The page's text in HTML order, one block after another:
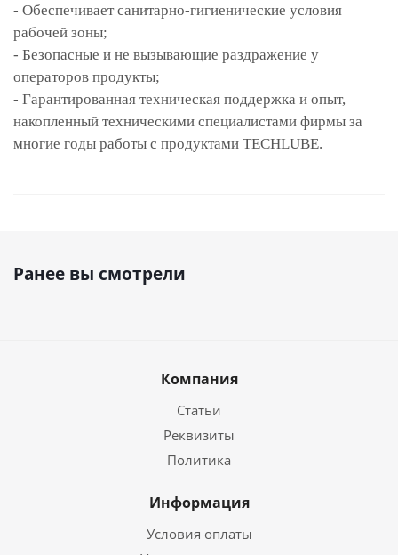
- Обеспечивает санитарно-гигиенические условия
рабочей зоны;
- Безопасные и не вызывающие раздражение у
операторов продукты;
- Гарантированная техническая поддержка и опыт,
накопленный техническими специалистами фирмы за
многие годы работы с продуктами TECHLUBE.
Ранее вы смотрели
Компания
Статьи
Реквизиты
Политика
Информация
Условия оплаты